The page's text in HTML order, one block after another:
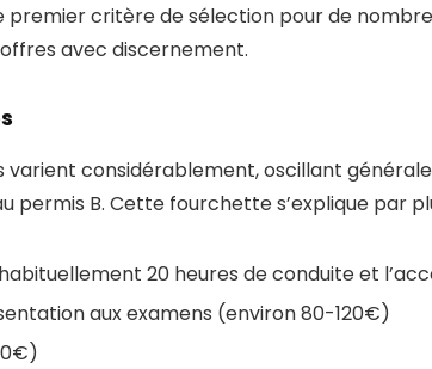
premier critère de sélection pour de
avec discernement.
varient considérablement, oscillant
B. Cette fourchette s’explique par
20 heures de conduite et
aux examens (environ 80-120€)